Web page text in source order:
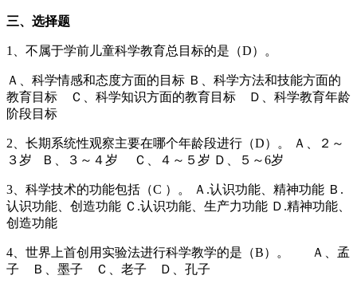
三、选择题
1、不属于学前儿童科学教育总目标的是（D）。
Ａ、科学情感和态度方面的目标 Ｂ、科学方法和技能方面的
教育目标 Ｃ、科学知识方面的教育目标 Ｄ、科学教育年龄
阶段目标
2、长期系统性观察主要在哪个年龄段进行（D）。 Ａ、２～
３岁 Ｂ、３～４岁 Ｃ、４～５岁 Ｄ、５～6岁
3、科学技术的功能包括（C ）。 Ａ.认识功能、精神功能 Ｂ.
认识功能、创造功能 Ｃ.认识功能、生产力功能 Ｄ.精神功能、
创造功能
4、世界上首创用实验法进行科学教学的是（B）。 Ａ、孟
子 Ｂ、墨子 Ｃ、老子 Ｄ、孔子